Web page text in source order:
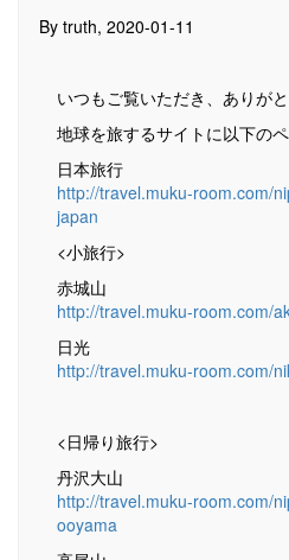
By truth, 2020-01-11
いつもご覧いただき、ありがと
地球を旅するサイトに以下の
日本旅行
http://travel.muku-room.com/
japan
<小旅行>
赤城山
http://travel.muku-room.com/
日光
http://travel.muku-room.com/
<日帰り旅行>
丹沢大山
http://travel.muku-room.com/
ooyama